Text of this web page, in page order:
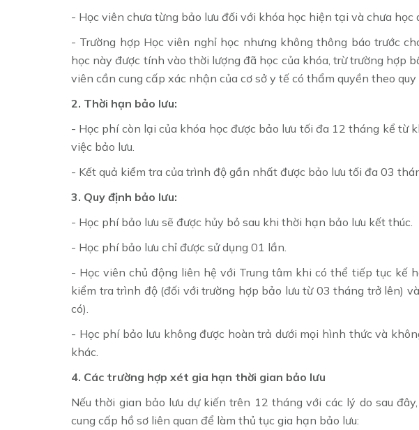
- Học viên chưa từng bảo lưu đối với khóa học hiện tại và chưa học
- Trường hợp Học viên nghỉ học nhưng không thông báo trước
học này được tính vào thời lượng đã học của khóa, trừ trường hợp
viên cần cung cấp xác nhận của cơ sở y tế có thẩm quyền theo quy
2. Thời hạn bảo lưu:
- Học phí còn lại của khóa học được bảo lưu tối đa 12 tháng kể từ
việc bảo lưu.
- Kết quả kiểm tra của trình độ gần nhất được bảo lưu tối đa 03
3. Quy định bảo lưu:
- Học phí bảo lưu sẽ được hủy bỏ sau khi thời hạn bảo lưu kết thúc.
- Học phí bảo lưu chỉ được sử dụng 01 lần.
- Học viên chủ động liên hệ với Trung tâm khi có thể tiếp tục kế
kiểm tra trình độ (đối với trường hợp bảo lưu từ 03 tháng trở lên)
có).
- Học phí bảo lưu không được hoàn trả dưới mọi hình thức và
khác.
4. Các trường hợp xét gia hạn thời gian bảo lưu
Nếu thời gian bảo lưu dự kiến trên 12 tháng với các lý do sau
cung cấp hồ sơ liên quan để làm thủ tục gia hạn bảo lưu: